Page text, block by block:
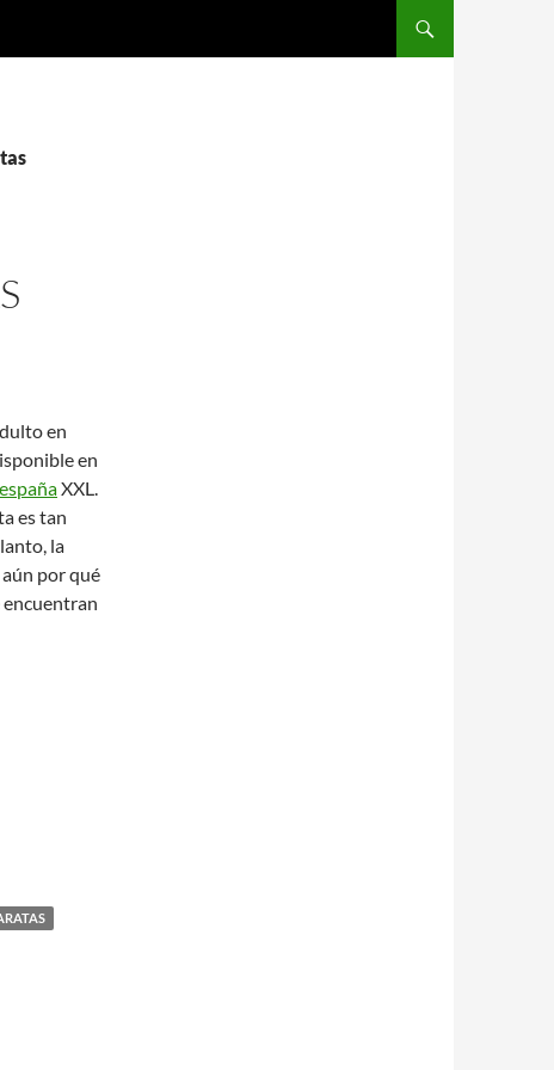
en
en
XXL.
es tan
la
por qué
encuentran